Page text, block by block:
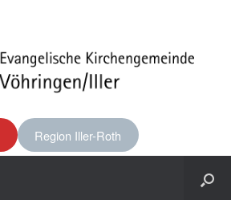
Region Iller-Roth